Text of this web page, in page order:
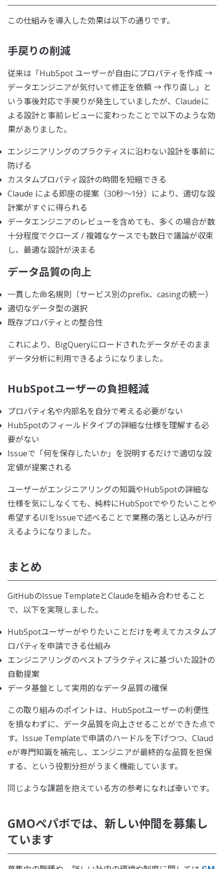
この仕組みを導入した効果は以下の通りです。
手戻りの削減
従来は「HubSpot ユーザーが自由にプロパティを作成 →
データエンジニアが気付いて修正を依頼 → 作り直し」と
いう事後対応で手戻りが発生していましたが、Claudeに
よる設計と事前レビューに変わったことで以下のような効
果がありました。
エンジニアリングのプラクティスに沿わない設計を事前に
防げる
カスタムプロパティ設計の時間を短縮できる
Claude による即座の提案（30秒〜1分）により、適切な設
計案がすぐに得られる
データエンジニアのレビューを含めても、多くの場合が数
十分程度でクローズ / 複雑なケースでも数日で議論が収束
し、最適な設計が決まる
データ品質の向上
一貫した命名規則（サービス別のprefix、casingの統一）
適切なデータ型の選択
既存プロパティとの整合性
これにより、BigQueryにロードされたデータがそのまま
データ分析に利用できるようになりました。
HubSpotユーザーの負担軽減
プロパティ名や内部名を自分で考える必要がない
HubSpotのフィールドタイプの詳細な仕様を理解する必
要がない
Issueで「何を保存したいか」を説明するだけで適切な設
定値が提案される
ユーザーがエンジニアリングの知識やHubSpotの詳細な
仕様を気にしなくても、純粋にHubSpotでやりたいことや
希望するUIをIssueで述べることで業務の落とし込みが行
えるようになりました。
まとめ
GitHubのIssue TemplateとClaudeを組み合わせること
で、以下を実現しました。
HubSpotユーザーがやりたいことだけを考えてカスタムプ
ロパティを申請できる仕組み
エンジニアリングのベストプラクティスに基づいた設計の
自動提案
データ基盤として実用的なデータ品質の確保
この取り組みのポイントは、HubSpotユーザーの利便性
を損なわずに、データ品質を向上させることができた点で
す。Issue Templateで申請のハードルを下げつつ、Claud
eが専門知識を補完し、エンジニアが最終的な品質を担保
する、という役割分担がうまく機能しています。
同じような課題を抱えている方の参考になれば幸いです。
GMOペパボでは、新しい仲間を募集し
ています